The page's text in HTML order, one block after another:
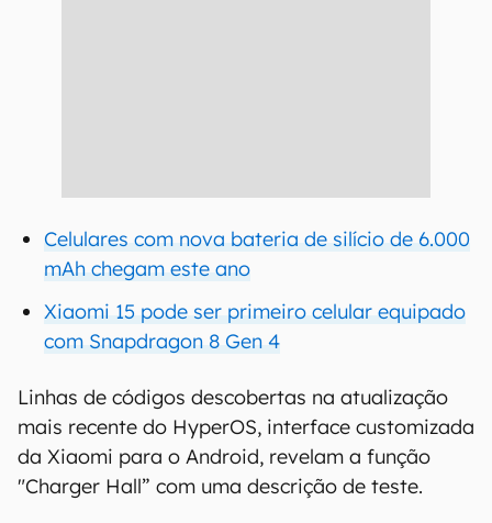
Celulares com nova bateria de silício de 6.000
mAh chegam este ano
Xiaomi 15 pode ser primeiro celular equipado
com Snapdragon 8 Gen 4
Linhas de códigos descobertas na atualização
mais recente do HyperOS, interface customizada
da Xiaomi para o Android, revelam a função
"Charger Hall” com uma descrição de teste.